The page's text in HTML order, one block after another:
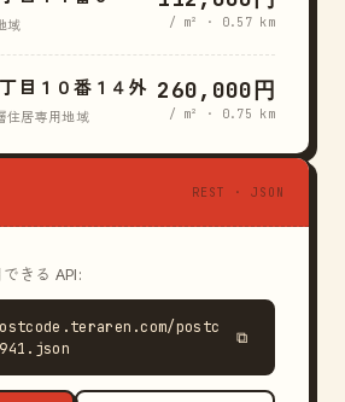
域 / m² · 0.57 km
目１０番１４外
住居専用地域
260,000円
/ m² · 0.75 km
REST · JSON
きる API:
postc
⧉